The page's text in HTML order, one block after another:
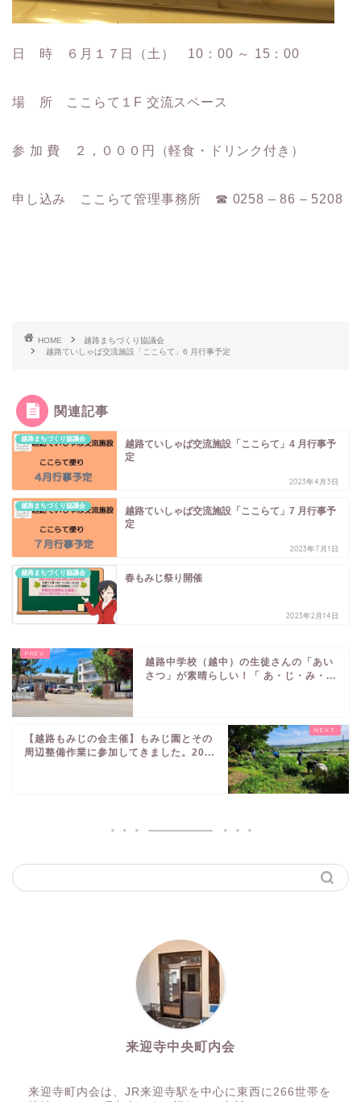
日 時 ６月１７日（土） 10：00 ～ 15：00
場 所 ここらて１F 交流スペース
参 加 費 ２，０００円（軽食・ドリンク付き）
申し込み ここらて管理事務所 ☎ 0258 – 86 – 5208
HOME
越路まちづくり協議会
越路ていしゃば交流施設「ここらて」6 月行事予定
関連記事
越路まちづくり協議会
越路ていしゃば交流施設「ここらて」4 月行事予
定
2023年4月3日
越路まちづくり協議会
越路ていしゃば交流施設「ここらて」7 月行事予
定
2023年7月1日
越路まちづくり協議会 春もみじ祭り開催
2023年2月14日
越路中学校（越中）の生徒さんの「あい
さつ」が素晴らしい！「 あ・じ・み・...
【越路もみじの会主催】もみじ園とその
周辺整備作業に参加してきました。20...
来迎寺中央町内会
来迎寺町内会は、JR来迎寺駅を中心に東西に266世帯を